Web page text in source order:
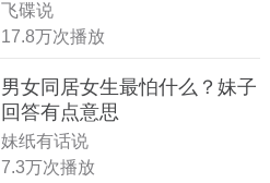
飞碟说
17.8万次播放
男女同居女生最怕什么？妹子
回答有点意思
妹纸有话说
7.3万次播放